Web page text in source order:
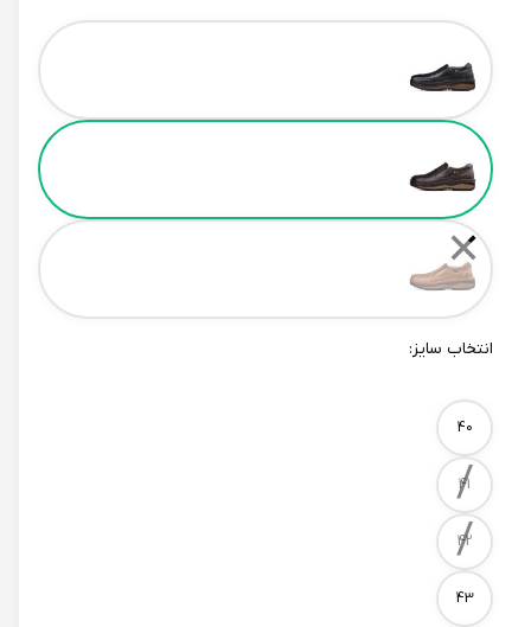
Color
✕
انتخاب سایز:
Size
/
/